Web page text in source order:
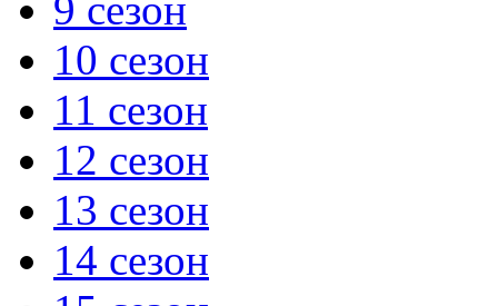
9 сезон
10 сезон
11 сезон
12 сезон
13 сезон
14 сезон